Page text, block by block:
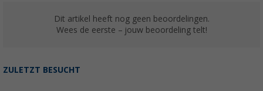
Dit artikel heeft nog geen beoordelingen.
Wees de eerste – jouw beoordeling telt!
ZULETZT BESUCHT